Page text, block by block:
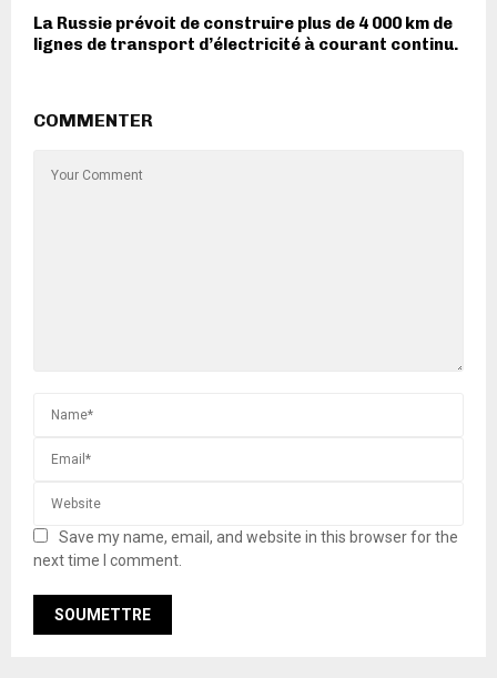
La Russie prévoit de construire plus de 4 000 km de
lignes de transport d’électricité à courant continu.
COMMENTER
Save my name, email, and website in this browser for the
next time I comment.